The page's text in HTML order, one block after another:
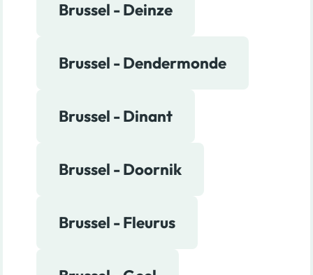
Brussel - Deinze
Brussel - Dendermonde
Brussel - Dinant
Brussel - Doornik
Brussel - Fleurus